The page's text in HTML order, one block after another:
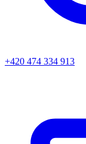
+420 474 334 913